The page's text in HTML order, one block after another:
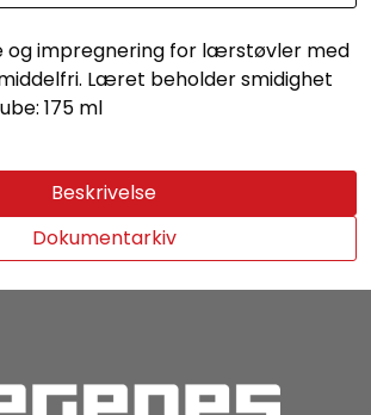
og impregnering for lærstøvler med
Læret beholder smidighet
175 ml
Beskrivelse
Dokumentarkiv